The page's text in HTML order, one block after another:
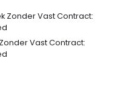
Zonder Vast Contract:
Vast Contract: